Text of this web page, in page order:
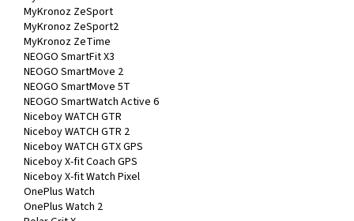
MyKronoz ZeSport
MyKronoz ZeSport2
MyKronoz ZeTime
NEOGO SmartFit X3
NEOGO SmartMove 2
NEOGO SmartMove 5T
NEOGO SmartWatch Active 6
Niceboy WATCH GTR
Niceboy WATCH GTR 2
Niceboy WATCH GTX GPS
Niceboy X-fit Coach GPS
Niceboy X-fit Watch Pixel
OnePlus Watch
OnePlus Watch 2